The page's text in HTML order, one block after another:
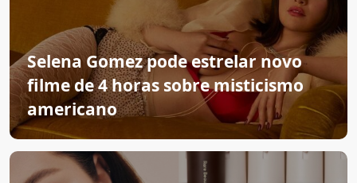
Selena Gomez pode estrelar novo
filme de 4 horas sobre misticismo
americano